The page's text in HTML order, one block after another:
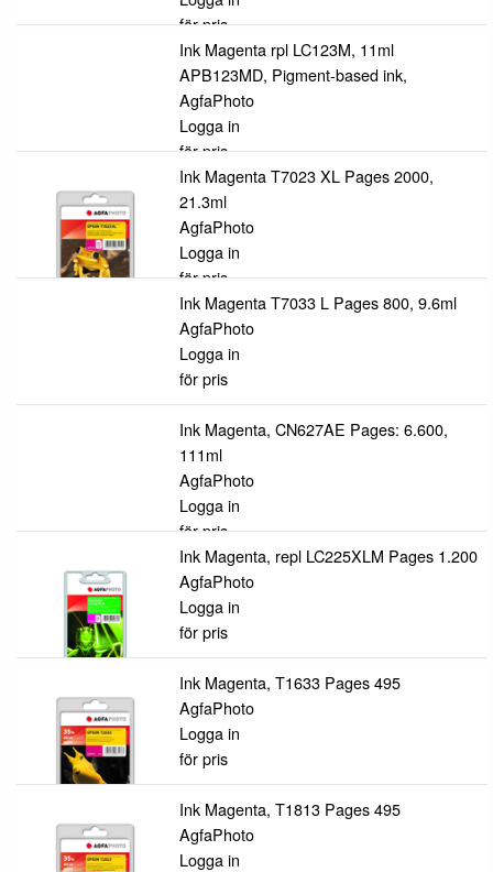
för pris
Ink Magenta rpl LC123M, 11ml
APB123MD, Pigment-based ink,
AgfaPhoto
Logga in
för pris
Ink Magenta T7023 XL Pages 2000,
21.3ml
AgfaPhoto
Logga in
för pris
Ink Magenta T7033 L Pages 800, 9.6ml
AgfaPhoto
Logga in
för pris
Ink Magenta, CN627AE Pages: 6.600,
111ml
AgfaPhoto
Logga in
för pris
Ink Magenta, repl LC225XLM Pages 1.200
AgfaPhoto
Logga in
för pris
Ink Magenta, T1633 Pages 495
AgfaPhoto
Logga in
för pris
Ink Magenta, T1813 Pages 495
AgfaPhoto
Logga in